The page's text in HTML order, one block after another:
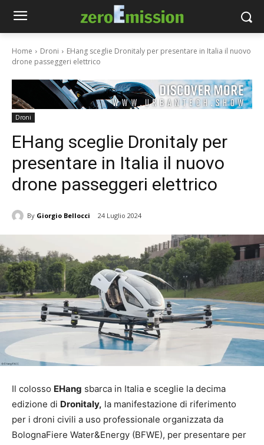
Home Droni
EHang sceglie Dronitaly per presentare in Italia il nuovo
drone passeggeri elettrico
Droni
EHang sceglie Dronitaly per
presentare in Italia il nuovo
drone passeggeri elettrico
By Giorgio Bellocci 24 Luglio 2024
Il colosso EHang sbarca in Italia e sceglie la decima
edizione di Dronitaly, la manifestazione di riferimento
per i droni civili a uso professionale organizzata da
BolognaFiere Water&Energy (BFWE), per presentare per